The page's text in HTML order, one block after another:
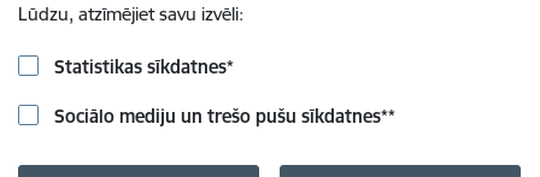
Lūdzu, atzīmējiet savu izvēli:
Statistikas sīkdatnes*
Sociālo mediju un trešo pušu sīkdatnes**